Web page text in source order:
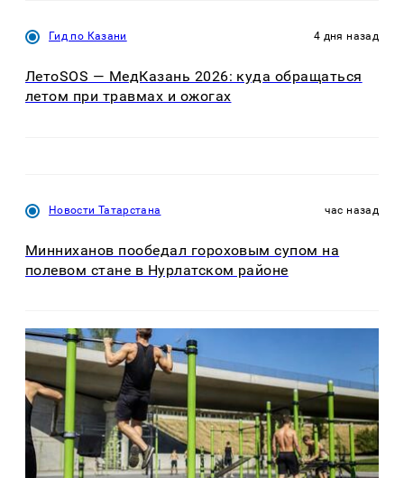
Гид по Казани 4 дня назад
ЛетоSOS — МедКазань 2026: куда обращаться
летом при травмах и ожогах
Новости Татарстана час назад
Минниханов пообедал гороховым супом на
полевом стане в Нурлатском районе